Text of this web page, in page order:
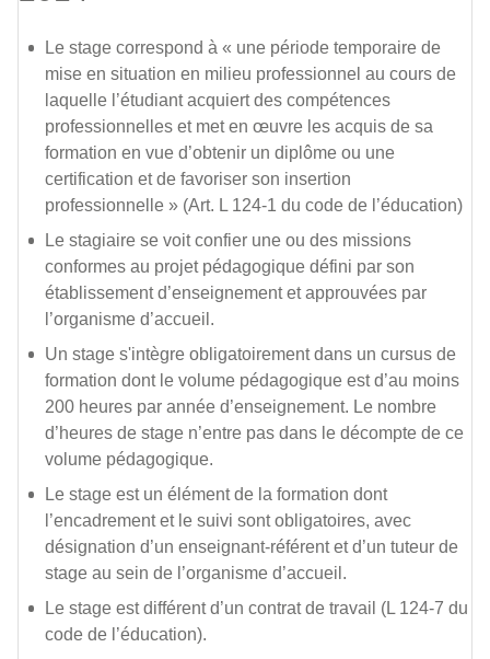
Le stage correspond à « une période temporaire de
mise en situation en milieu professionnel au cours de
laquelle l’étudiant acquiert des compétences
professionnelles et met en œuvre les acquis de sa
formation en vue d’obtenir un diplôme ou une
certification et de favoriser son insertion
professionnelle » (Art. L 124-1 du code de l’éducation)
Le stagiaire se voit confier une ou des missions
conformes au projet pédagogique défini par son
établissement d’enseignement et approuvées par
l’organisme d’accueil.
Un stage s'intègre obligatoirement dans un cursus de
formation dont le volume pédagogique est d’au moins
200 heures par année d’enseignement. Le nombre
d’heures de stage n’entre pas dans le décompte de ce
volume pédagogique.
Le stage est un élément de la formation dont
l’encadrement et le suivi sont obligatoires, avec
désignation d’un enseignant-référent et d’un tuteur de
stage au sein de l’organisme d’accueil.
Le stage est différent d’un contrat de travail (L 124-7 du
code de l’éducation).